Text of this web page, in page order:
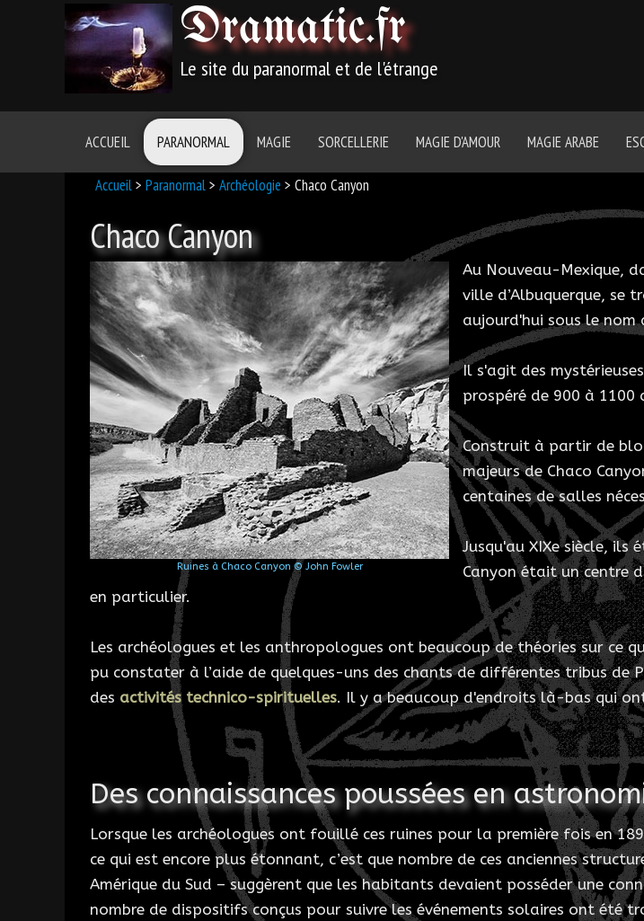
Dramatic.fr
Le site du paranormal et de l'étrange
ACCUEIL PARANORMAL MAGIE SORCELLERIE MAGIE D'AMOUR MAGIE ARABE
Accueil> Paranormal> Archéologie > Chaco Canyon
Chaco Canyon
Ruines à Chaco Canyon © John Fowler
Au Nouveau-Mexique,
ville d’Albuquerque, se
aujourd'hui sous le nom
Il s'agit des
prospéré de 900 à 1100
Construit à partir de
majeurs de Chaco
centaines de salles
Jusqu'au XIXe siècle, ils
Canyon était un centre
en particulier.
Les archéologues et les anthropologues ont beaucoup de théories sur ce
pu constater à l’aide de quelques-uns des chants de différentes tribus de
des activités technico-spirituelles. Il y a beaucoup d'endroits là-bas qui
Des connaissances poussées en
Lorsque les archéologues ont fouillé ces ruines pour la première fois en
ce qui est encore plus étonnant, c’est que nombre de ces anciennes
Amérique du Sud – suggèrent que les habitants devaient posséder une
nombre de dispositifs conçus pour suivre les événements solaires ont été